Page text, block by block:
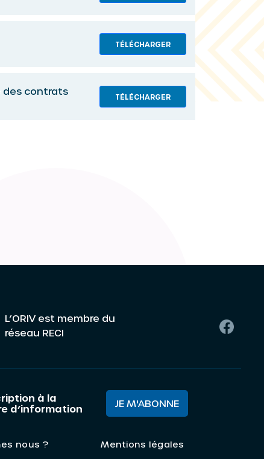
TÉLÉCHARGER
des contrats
TÉLÉCHARGER
L’ORIV est membre du
réseau RECI
à la
d’information
JE M'ABONNE
nous ? Mentions légales